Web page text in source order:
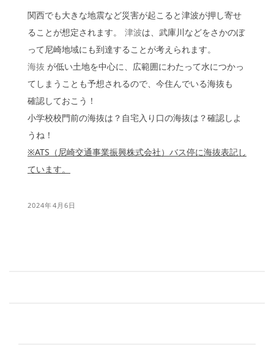
関西でも大きな地震など災害が起こると津波が押し寄せ
ることが想定されます。
津波は、武庫川などをさかのぼ
って尼崎地域にも到達することが考えられます。
海抜 が低い土地を中心に、広範囲にわたって水につかっ
てしまうことも予想されるので、今住んでいる海抜も
確認しておこう！
小学校校門前の海抜は？自宅入り口の海抜は？確認しよ
うね！
※ATS（尼崎交通事業振興株式会社）バス停に海抜表記し
ています。
2024年4月6日